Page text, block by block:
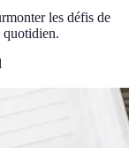
les défis de
quotidien.